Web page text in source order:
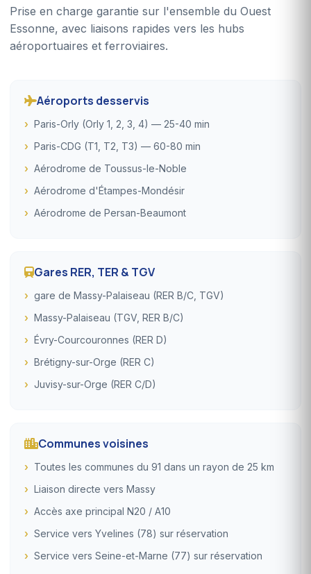
Prise en charge garantie sur l'ensemble du Ouest
Essonne, avec liaisons rapides vers les hubs
aéroportuaires et ferroviaires.
Aéroports desservis
Paris-Orly (Orly 1, 2, 3, 4) — 25-40 min
Paris-CDG (T1, T2, T3) — 60-80 min
Aérodrome de Toussus-le-Noble
Aérodrome d'Étampes-Mondésir
Aérodrome de Persan-Beaumont
Gares RER, TER & TGV
gare de Massy-Palaiseau (RER B/C, TGV)
Massy-Palaiseau (TGV, RER B/C)
Évry-Courcouronnes (RER D)
Brétigny-sur-Orge (RER C)
Juvisy-sur-Orge (RER C/D)
Communes voisines
Toutes les communes du 91 dans un rayon de 25 km
Liaison directe vers Massy
Accès axe principal N20 / A10
Service vers Yvelines (78) sur réservation
Service vers Seine-et-Marne (77) sur réservation